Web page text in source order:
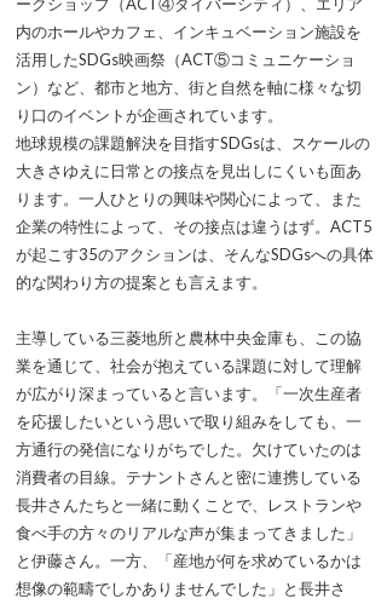
内のホールやカフェ、インキュベーション施設を
活用したSDGs映画祭（ACT⑤コミュニケーショ
ン）など、都市と地方、街と自然を軸に様々な切
り口のイベントが企画されています。
地球規模の課題解決を目指すSDGsは、スケールの
大きさゆえに日常との接点を見出しにくいも面あ
ります。一人ひとりの興味や関心によって、また
企業の特性によって、その接点は違うはず。ACT5
が起こす35のアクションは、そんなSDGsへの具体
的な関わり方の提案とも言えます。
主導している三菱地所と農林中央金庫も、この協
業を通じて、社会が抱えている課題に対して理解
が広がり深まっていると言います。「一次生産者
を応援したいという思いで取り組みをしても、一
方通行の発信になりがちでした。欠けていたのは
消費者の目線。テナントさんと密に連携している
長井さんたちと一緒に動くことで、レストランや
食べ手の方々のリアルな声が集まってきました」
と伊藤さん。一方、「産地が何を求めているかは
想像の範疇でしかありませんでした」と長井さ